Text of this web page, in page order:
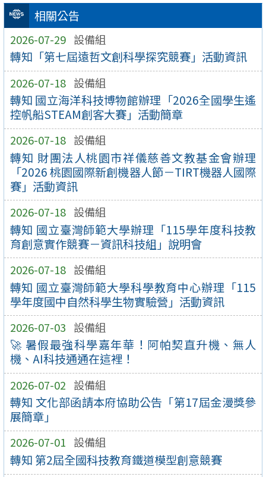
相關公告
2026-07-29 設備組
轉知「第七屆遠哲文創科學探究競賽」活動資訊
2026-07-18 設備組
轉知 國立海洋科技博物館辦理「2026全國學生遙
控帆船STEAM創客大賽」活動簡章
2026-07-18 設備組
轉知 財團法人桃園市祥儀慈善文教基金會辦理
「2026 桃園國際新創機器人節－TIRT機器人國際
賽」活動資訊
2026-07-18 設備組
轉知 國立臺灣師範大學辦理「115學年度科技教
育創意實作競賽－資訊科技組」說明會
2026-07-18 設備組
轉知 國立臺灣師範大學科學教育中心辦理「115
學年度國中自然科學生物實驗營」活動資訊
2026-07-03 設備組
🚀 暑假最強科學嘉年華！阿帕契直升機、無人
機、AI科技通通在這裡！
2026-07-02 設備組
轉知 文化部函請本府協助公告「第17屆金漫獎參
展簡章」
2026-07-01 設備組
轉知 第2屆全國科技教育鐵道模型創意競賽